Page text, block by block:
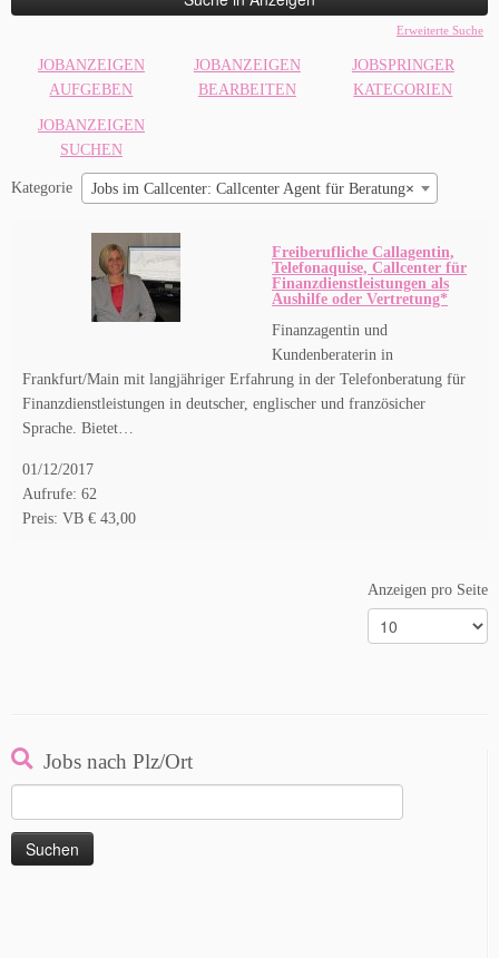
Erweiterte Suche
JOBANZEIGEN
AUFGEBEN
JOBANZEIGEN
BEARBEITEN
JOBSPRINGER
KATEGORIEN
JOBANZEIGEN
SUCHEN
Kategorie ×
Jobs im Callcenter: Callcenter Agent für Beratung
Freiberufliche Callagentin,
Telefonaquise, Callcenter für
Finanzdienstleistungen als
Aushilfe oder Vertretung*
Finanzagentin und
Kundenberaterin in
Frankfurt/Main mit langjähriger Erfahrung in der Telefonberatung für
Finanzdienstleistungen in deutscher, englischer und französicher
Sprache. Bietet…
01/12/2017
Aufrufe: 62
Preis: VB € 43,00
Anzeigen pro Seite
Jobs nach Plz/Ort
nach: